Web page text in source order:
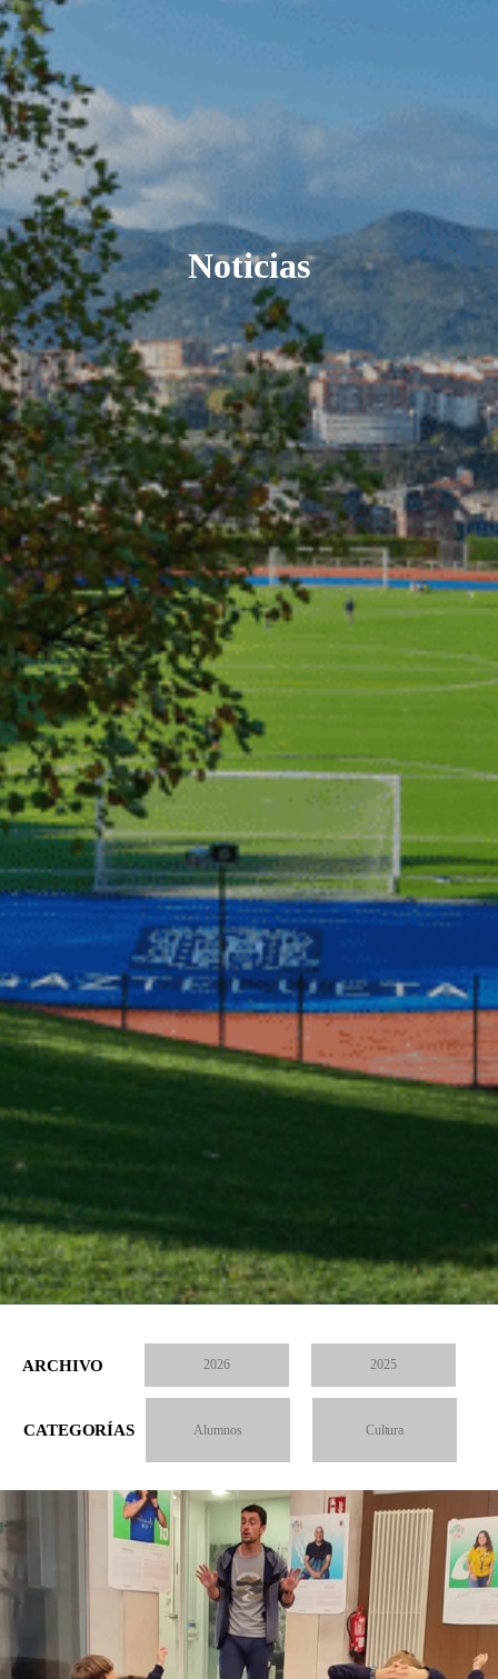
Noticias
ARCHIVO 2026 2025
CATEGORÍAS Alumnos Cultura